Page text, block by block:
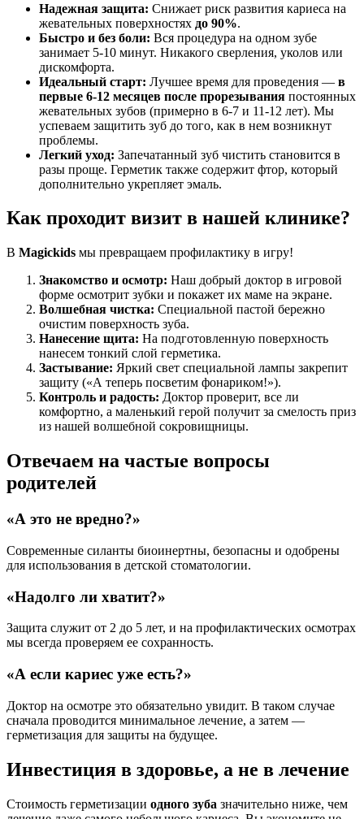
Надежная защита: Снижает риск развития кариеса на
жевательных поверхностях до 90%.
Быстро и без боли: Вся процедура на одном зубе
занимает 5-10 минут. Никакого сверления, уколов или
дискомфорта.
Идеальный старт: Лучшее время для проведения — в
первые 6-12 месяцев после прорезывания постоянных
жевательных зубов (примерно в 6-7 и 11-12 лет). Мы
успеваем защитить зуб до того, как в нем возникнут
проблемы.
Легкий уход: Запечатанный зуб чистить становится в
разы проще. Герметик также содержит фтор, который
дополнительно укрепляет эмаль.
Как проходит визит в нашей клинике?
В Magickids мы превращаем профилактику в игру!
Знакомство и осмотр: Наш добрый доктор в игровой
форме осмотрит зубки и покажет их маме на экране.
Волшебная чистка: Специальной пастой бережно
очистим поверхность зуба.
Нанесение щита: На подготовленную поверхность
нанесем тонкий слой герметика.
Застывание: Яркий свет специальной лампы закрепит
защиту («А теперь посветим фонариком!»).
Контроль и радость: Доктор проверит, все ли
комфортно, а маленький герой получит за смелость приз
из нашей волшебной сокровищницы.
Отвечаем на частые вопросы
родителей
«А это не вредно?»
Современные силанты биоинертны, безопасны и одобрены
для использования в детской стоматологии.
«Надолго ли хватит?»
Защита служит от 2 до 5 лет, и на профилактических осмотрах
мы всегда проверяем ее сохранность.
«А если кариес уже есть?»
Доктор на осмотре это обязательно увидит. В таком случае
сначала проводится минимальное лечение, а затем —
герметизация для защиты на будущее.
Инвестиция в здоровье, а не в лечение
Стоимость герметизации одного зуба значительно ниже, чем